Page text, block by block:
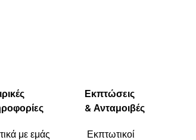
με εμάς
Εκπτώσεις
& Ανταμοιβές
Εκπτωτικοί